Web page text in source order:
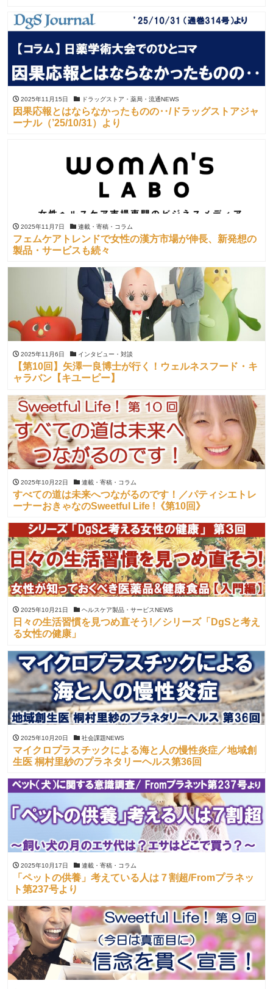
2025年11月15日 ドラッグストア・薬局・流通NEWS
因果応報とはならなかったものの‥/ドラッグストアジャ
ーナル（’25/10/31）より
2025年11月7日 連載・寄稿・コラム
フェムケアトレンドで女性の漢方市場が伸長、新発想の
製品・サービスも続々
2025年11月6日 インタビュー・対談
【第10回】矢澤一良博士が行く！ウェルネスフード・キ
ャラバン【キユーピー】
2025年10月22日 連載・寄稿・コラム
すべての道は未来へつながるのです！／パティシエトレ
ーナーおきゃなのSweetful Life !《第10回》
2025年10月21日 ヘルスケア製品・サービスNEWS
日々の生活習慣を見つめ直そう!／シリーズ「DgSと考え
る女性の健康」
2025年10月20日 社会課題NEWS
マイクロプラスチックによる海と人の慢性炎症／地域創
生医 桐村里紗のプラネタリーヘルス第36回
2025年10月17日 連載・寄稿・コラム
「ペットの供養」考えている人は７割超/Fromプラネッ
ト第237号より